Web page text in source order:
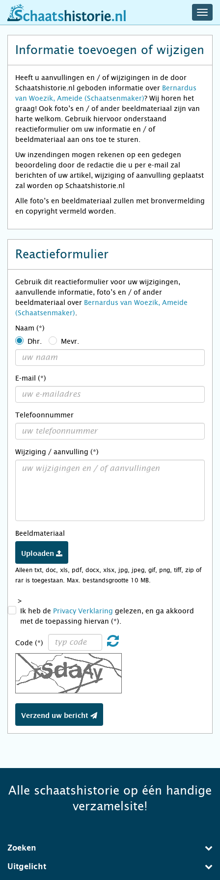
schaatshistorie.nl
Informatie toevoegen of wijzigen
Heeft u aanvullingen en / of wijzigingen in de door
Schaatshistorie.nl geboden informatie over Bernardus
van Woezik, Ameide (Schaatsenmaker)? Wij horen het
graag! Ook foto’s en / of ander beeldmateriaal zijn van
harte welkom. Gebruik hiervoor onderstaand
reactieformulier om uw informatie en / of
beeldmateriaal aan ons toe te sturen.
Uw inzendingen mogen rekenen op een gedegen
beoordeling door de redactie die u per e-mail zal
berichten of uw artikel, wijziging of aanvulling geplaatst
zal worden op Schaatshistorie.nl
Alle foto’s en beeldmateriaal zullen met bronvermelding
en copyright vermeld worden.
Reactieformulier
Gebruik dit reactieformulier voor uw wijzigingen,
aanvullende informatie, foto’s en / of ander
beeldmateriaal over Bernardus van Woezik, Ameide
(Schaatsenmaker)
Naam (*)
Dhr.
Mevr.
E-mail (*)
Telefoonnummer
Wijziging / aanvulling (*)
Beeldmateriaal
Uploaden
Alleen txt, doc, xls, pdf, docx, xlsx, jpg, jpeg, gif, png, tiff, zip of
rar is toegestaan. Max. bestandsgrootte 10 MB.
>
Ik heb de Privacy Verklaring gelezen, en ga akkoord
met de toepassing hiervan (*).
Code (*)
Verzend uw bericht
Alle schaatshistorie op één handige
verzamelsite!
Zoeken
Uitgelicht